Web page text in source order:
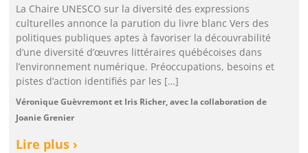
La Chaire UNESCO sur la diversité des expressions
culturelles annonce la parution du livre blanc Vers des
politiques publiques aptes à favoriser la découvrabilité
d’une diversité d’œuvres littéraires québécoises dans
l’environnement numérique. Préoccupations, besoins et
pistes d’action identifiés par les […]
Véronique Guèvremont et Iris Richer, avec la collaboration de
Joanie Grenier
Lire plus ›